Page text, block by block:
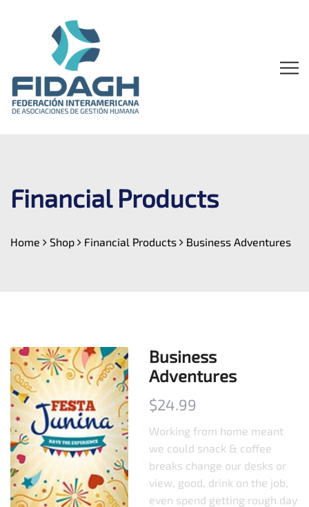
Financial Products
Home Shop Financial Products Business Adventures
Business
Adventures
$24.99
Working from home meant
we could snack & coffee
breaks change our desks or
view, good, drink on the job,
even spend getting rough day